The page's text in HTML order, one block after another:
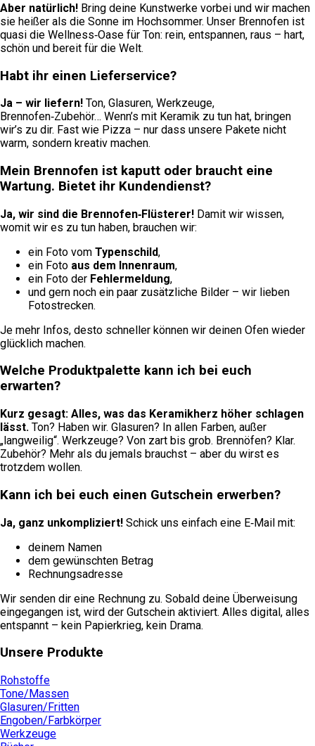
Aber natürlich! Bring deine Kunstwerke vorbei und wir machen
sie heißer als die Sonne im Hochsommer. Unser Brennofen ist
quasi die Wellness‑Oase für Ton: rein, entspannen, raus – hart,
schön und bereit für die Welt.
Habt ihr einen Lieferservice?
Ja – wir liefern! Ton, Glasuren, Werkzeuge,
Brennofen‑Zubehör… Wenn’s mit Keramik zu tun hat, bringen
wir’s zu dir. Fast wie Pizza – nur dass unsere Pakete nicht
warm, sondern kreativ machen.
Mein Brennofen ist kaputt oder braucht eine
Wartung. Bietet ihr Kundendienst?
Ja, wir sind die Brennofen‑Flüsterer! Damit wir wissen,
womit wir es zu tun haben, brauchen wir:
ein Foto vom Typenschild,
ein Foto aus dem Innenraum,
ein Foto der Fehlermeldung,
und gern noch ein paar zusätzliche Bilder – wir lieben
Fotostrecken.
Je mehr Infos, desto schneller können wir deinen Ofen wieder
glücklich machen.
Welche Produktpalette kann ich bei euch
erwarten?
Kurz gesagt: Alles, was das Keramikherz höher schlagen
lässt. Ton? Haben wir. Glasuren? In allen Farben, außer
„langweilig“. Werkzeuge? Von zart bis grob. Brennöfen? Klar.
Zubehör? Mehr als du jemals brauchst – aber du wirst es
trotzdem wollen.
Kann ich bei euch einen Gutschein erwerben?
Ja, ganz unkompliziert! Schick uns einfach eine E‑Mail mit:
deinem Namen
dem gewünschten Betrag
Rechnungsadresse
Wir senden dir eine Rechnung zu. Sobald deine Überweisung
eingegangen ist, wird der Gutschein aktiviert. Alles digital, alles
entspannt – kein Papierkrieg, kein Drama.
Unsere Produkte
Rohstoffe
Tone/Massen
Glasuren/Fritten
Engoben/Farbkörper
Werkzeuge